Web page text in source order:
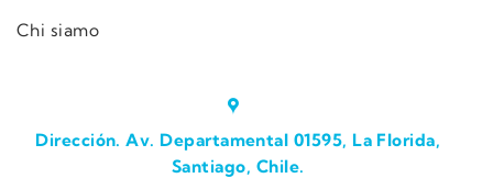
Chi siamo
Dirección. Av. Departamental 01595, La Florida,
Santiago, Chile.